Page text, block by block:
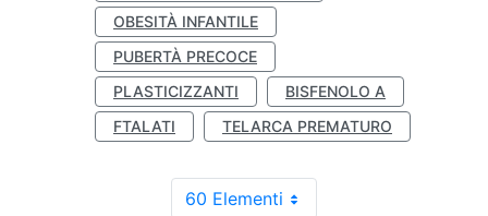
OBESITÀ INFANTILE
PUBERTÀ PRECOCE
PLASTICIZZANTI
BISFENOLO A
FTALATI
TELARCA PREMATURO
60 Elementi